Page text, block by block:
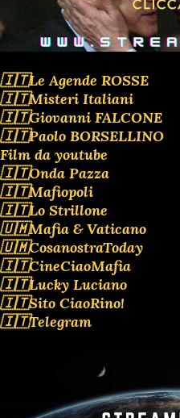
🇮🇹Le Agende ROSSE
🇮🇹Misteri Italiani
🇮🇹Giovanni FALCONE
🇮🇹Paolo BORSELLINO
Film da youtube
🇮🇹Onda Pazza
🇮🇹Mafiopoli
🇮🇹Lo Strillone
🇺🇲Mafia & Vaticano
🇺🇲CosanostraToday
🇮🇹CineCiaoMafia
🇮🇹Lucky Luciano
🇮🇹Sito CiaoRino!
🇮🇹Telegram